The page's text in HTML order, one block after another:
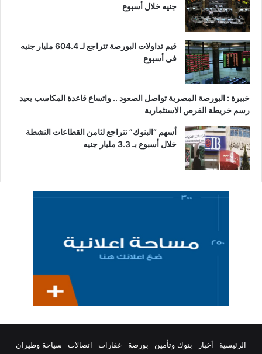
جنيه خلال أسبوع
قيم تداولات البورصة تتراجع لـ 604.4 مليار جنيه
فى أسبوع
خبيرة : البورصة المصرية تواصل الصعود .. واتساع قاعدة المكاسب يعيد
رسم خريطة الفرص الاستثمارية
أسهم “البنوك” تتراجع لثامن القطاعات النشطة
خلال أسبوع بـ 3.3 مليار جنيه
الرئيسية أخبار بنوك وتأمين بورصة عقارات اتصالات سياحة وطيران